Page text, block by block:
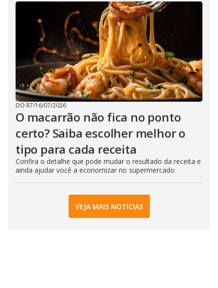
DO R7/16/07/2026
O macarrão não fica no ponto
certo? Saiba escolher melhor o
tipo para cada receita
Confira o detalhe que pode mudar o resultado da receita e
ainda ajudar você a economizar no supermercado
VEJA MAIS NOTÍCIAS